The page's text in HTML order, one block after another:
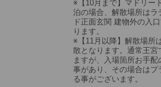
※【10月まで】マドリー
泊の場合、解散場所は
ド正面玄関 建物外の入
ります。
※【11月以降】解散場所
散となります。通常王宮
ますが、入場箇所お手
事があり、その場合は
る事がございます。